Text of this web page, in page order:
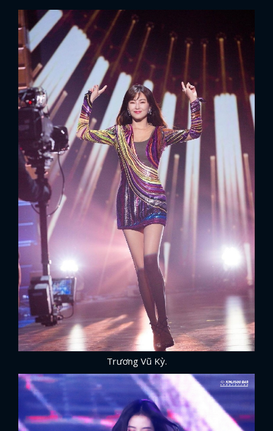
Trương Vũ Kỳ.